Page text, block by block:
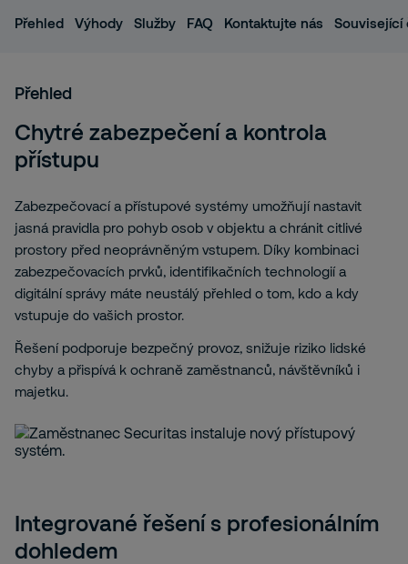
Přehled Výhody Služby FAQ Kontaktujte nás Související
Přehled
Chytré zabezpečení a kontrola
přístupu
Zabezpečovací a přístupové systémy umožňují nastavit
jasná pravidla pro pohyb osob v objektu a chránit citlivé
prostory před neoprávněným vstupem. Díky kombinaci
zabezpečovacích prvků, identifikačních technologií a
digitální správy máte neustálý přehled o tom, kdo a kdy
vstupuje do vašich prostor.
Řešení podporuje bezpečný provoz, snižuje riziko lidské
chyby a přispívá k ochraně zaměstnanců, návštěvníků i
majetku.
Integrované řešení s profesionálním
dohledem